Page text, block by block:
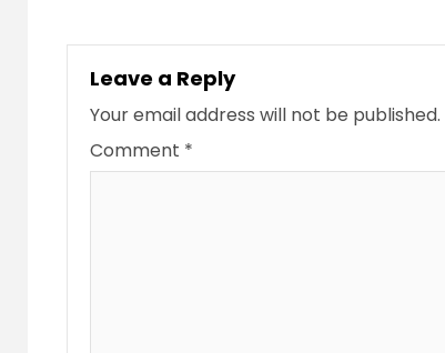
Leave a Reply
Your email address will not be published.
Comment *